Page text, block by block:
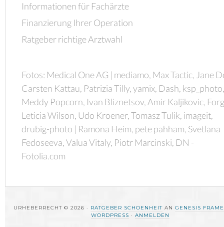
Informationen für Fachärzte
Finanzierung Ihrer Operation
Ratgeber richtige Arztwahl
Fotos: Medical One AG | mediamo, Max Tactic, Jane
Carsten Kattau, Patrizia Tilly, yamix, Dash, ksp_photo,
Meddy Popcorn, Ivan Bliznetsov, Amir Kaljikovic,
Leticia Wilson, Udo Kroener, Tomasz Tulik, imageit,
drubig-photo | Ramona Heim, pete pahham, Svetlana
Fedoseeva, Valua Vitaly, Piotr Marcinski, DN -
Fotolia.com
URHEBERRECHT © 2026 · RATGEBER SCHOENHEIT AN GENESIS
WORDPRESS · ANMELDEN